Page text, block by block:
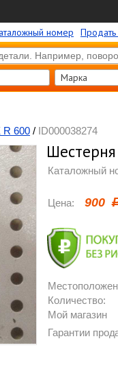
номер Продать
Марка
R 600 / ID000038274
Шестерня
Каталожный
Цена: 900
Количество:
Мой магазин
Гарантии